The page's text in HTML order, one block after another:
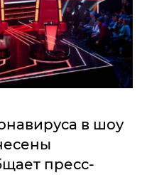
в шоу
пресс-